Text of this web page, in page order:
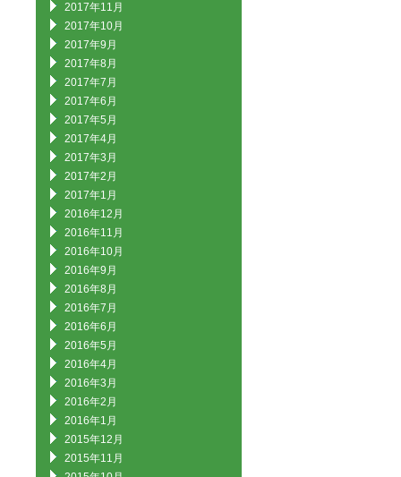
2017年11月
2017年10月
2017年9月
2017年8月
2017年7月
2017年6月
2017年5月
2017年4月
2017年3月
2017年2月
2017年1月
2016年12月
2016年11月
2016年10月
2016年9月
2016年8月
2016年7月
2016年6月
2016年5月
2016年4月
2016年3月
2016年2月
2016年1月
2015年12月
2015年11月